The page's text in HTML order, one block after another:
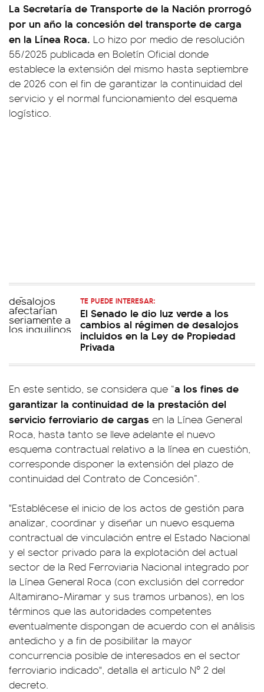
La Secretaría de Transporte de la Nación prorrogó
por un año la concesión del transporte de carga
en la Línea Roca. Lo hizo por medio de resolución
55/2025 publicada en Boletín Oficial donde
establece la extensión del mismo hasta septiembre
de 2026 con el fin de garantizar la continuidad del
servicio y el normal funcionamiento del esquema
logístico.
TE PUEDE INTERESAR:
El Senado le dio luz verde a los
cambios al régimen de desalojos
incluidos en la Ley de Propiedad
Privada
En este sentido, se considera que “a los fines de
garantizar la continuidad de la prestación del
servicio ferroviario de cargas en la Línea General
Roca, hasta tanto se lleve adelante el nuevo
esquema contractual relativo a la línea en cuestión,
corresponde disponer la extensión del plazo de
continuidad del Contrato de Concesión”.
"Establécese el inicio de los actos de gestión para
analizar, coordinar y diseñar un nuevo esquema
contractual de vinculación entre el Estado Nacional
y el sector privado para la explotación del actual
sector de la Red Ferroviaria Nacional integrado por
la Línea General Roca (con exclusión del corredor
Altamirano-Miramar y sus tramos urbanos), en los
términos que las autoridades competentes
eventualmente dispongan de acuerdo con el análisis
antedicho y a fin de posibilitar la mayor
concurrencia posible de interesados en el sector
ferroviario indicado", detalla el articulo Nº 2 del
decreto.